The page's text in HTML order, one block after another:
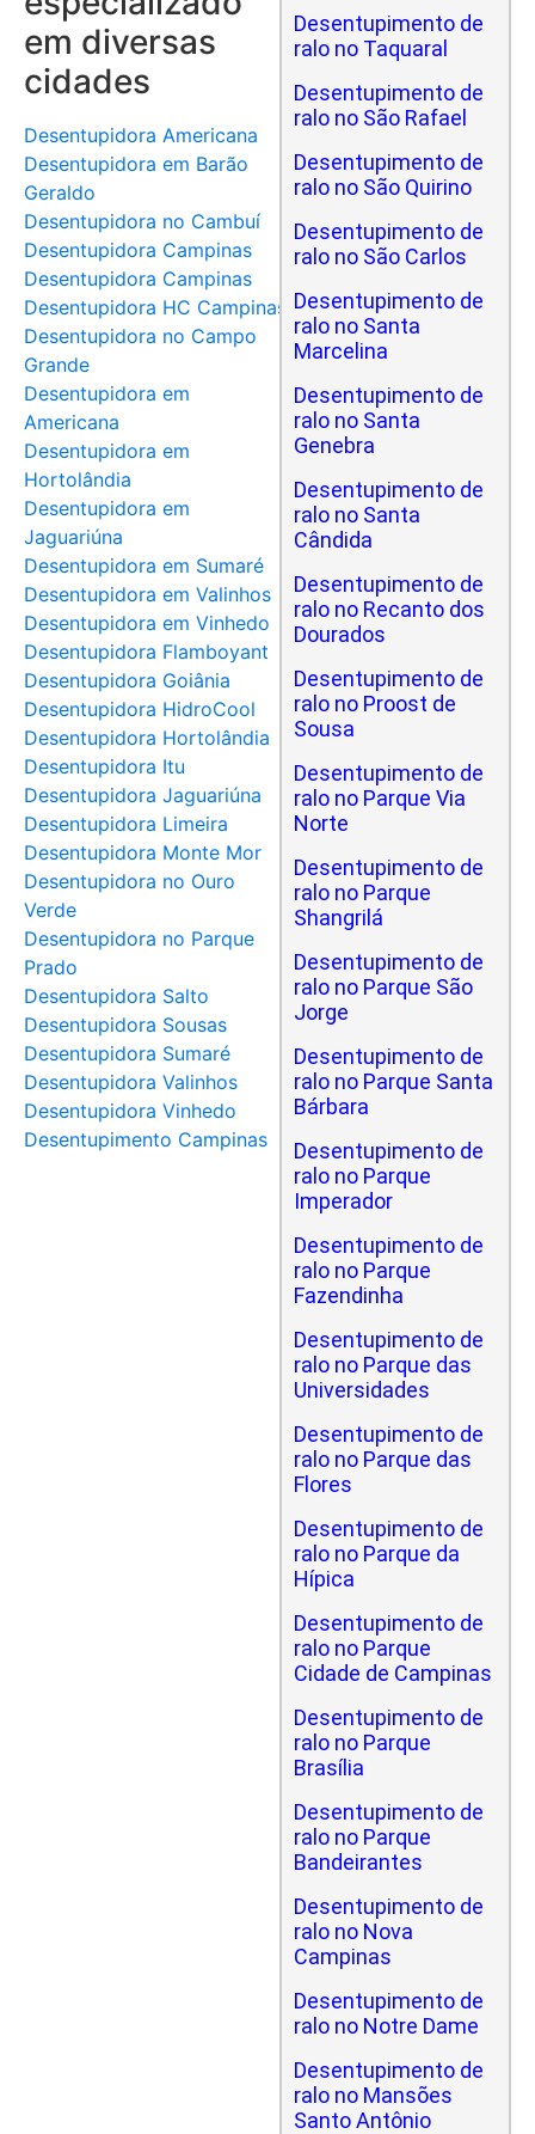
em diversas
cidades
Desentupidora Americana
Desentupidora em Barão
Geraldo
Desentupidora no Cambuí
Desentupidora Campinas
Desentupidora Campinas
Desentupidora HC Campinas
Desentupidora no Campo
Grande
Desentupidora em
Americana
Desentupidora em
Hortolândia
Desentupidora em
Jaguariúna
Desentupidora em Sumaré
Desentupidora em Valinhos
Desentupidora em Vinhedo
Desentupidora Flamboyant
Desentupidora Goiânia
Desentupidora HidroCool
Desentupidora Hortolândia
Desentupidora Itu
Desentupidora Jaguariúna
Desentupidora Limeira
Desentupidora Monte Mor
Desentupidora no Ouro
Verde
Desentupidora no Parque
Prado
Desentupidora Salto
Desentupidora Sousas
Desentupidora Sumaré
Desentupidora Valinhos
Desentupidora Vinhedo
Desentupimento Campinas
Desentupimento de
ralo no Taquaral
Desentupimento de
ralo no São Rafael
Desentupimento de
ralo no São Quirino
Desentupimento de
ralo no São Carlos
Desentupimento de
ralo no Santa
Marcelina
Desentupimento de
ralo no Santa
Genebra
Desentupimento de
ralo no Santa
Cândida
Desentupimento de
ralo no Recanto dos
Dourados
Desentupimento de
ralo no Proost de
Sousa
Desentupimento de
ralo no Parque Via
Norte
Desentupimento de
ralo no Parque
Shangrilá
Desentupimento de
ralo no Parque São
Jorge
Desentupimento de
ralo no Parque Santa
Bárbara
Desentupimento de
ralo no Parque
Imperador
Desentupimento de
ralo no Parque
Fazendinha
Desentupimento de
ralo no Parque das
Universidades
Desentupimento de
ralo no Parque das
Flores
Desentupimento de
ralo no Parque da
Hípica
Desentupimento de
ralo no Parque
Cidade de Campinas
Desentupimento de
ralo no Parque
Brasília
Desentupimento de
ralo no Parque
Bandeirantes
Desentupimento de
ralo no Nova
Campinas
Desentupimento de
ralo no Notre Dame
Desentupimento de
ralo no Mansões
Santo Antônio